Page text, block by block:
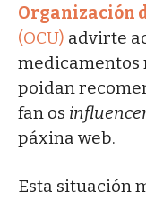
Organización
(OCU) advirte
medicamentos
poidan
fan os
páxina web.
Esta situación